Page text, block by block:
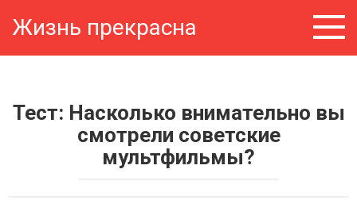
Жизнь прекрасна
Тест: Насколько внимательно вы
смотрели советские
мультфильмы?